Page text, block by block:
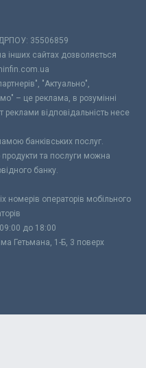
35506859
інших сайтах дозволяється
"Актуально",
– це реклама, в розумінні
реклами відповідальність несе
банківських послуг.
та послуги можна
банку.
номерів операторів мобільного
09:00 до 18:00
Гетьмана, 1-Б, 3 поверх